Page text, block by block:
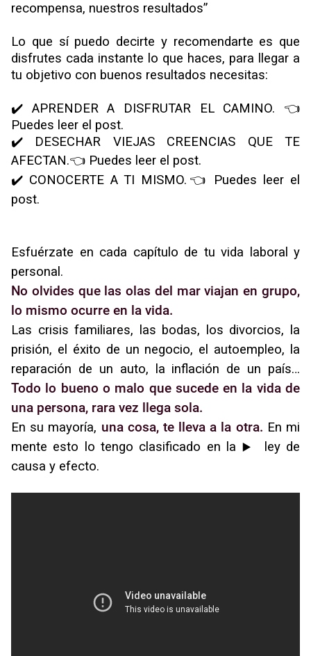
recompensa, nuestros resultados”
Lo que sí puedo decirte y recomendarte es que
disfrutes cada instante lo que haces, para llegar a
tu objetivo con buenos resultados necesitas:
✔️ APRENDER A DISFRUTAR EL CAMINO. 👈
Puedes leer el post.
✔️ DESECHAR VIEJAS CREENCIAS QUE TE
AFECTAN.👈 Puedes leer el post.
✔️ CONOCERTE A TI MISMO. 👈 Puedes leer el
post.
Esfuérzate en cada capítulo de tu vida laboral y
personal.
No olvides que las olas del mar viajan en grupo,
lo mismo ocurre en la vida.
Las crisis familiares, las bodas, los divorcios, la
prisión, el éxito de un negocio, el autoempleo, la
reparación de un auto, la inflación de un país…
Todo lo bueno o malo que sucede en la vida de
una persona, rara vez llega sola.
En su mayoría, una cosa, te lleva a la otra. En mi
mente esto lo tengo clasificado en la ▶️
ley de
causa y efecto.